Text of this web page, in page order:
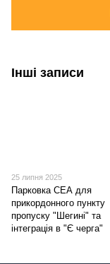
Інші записи
25 липня 2025
Парковка СЕА для
прикордонного пункту
пропуску "Шегині" та
інтеграція в "Є черга"